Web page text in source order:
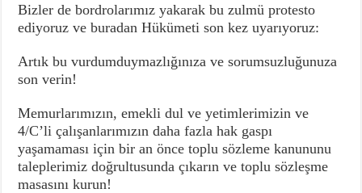
Bizler de bordrolarımız yakarak bu zulmü protesto
ediyoruz ve buradan Hükümeti son kez uyarıyoruz:
Artık bu vurdumduymazlığınıza ve sorumsuzluğunuza
son verin!
Memurlarımızın, emekli dul ve yetimlerimizin ve
4/C’li çalışanlarımızın daha fazla hak gaspı
yaşamaması için bir an önce toplu sözleme kanununu
taleplerimiz doğrultusunda çıkarın ve toplu sözleşme
masasını kurun!